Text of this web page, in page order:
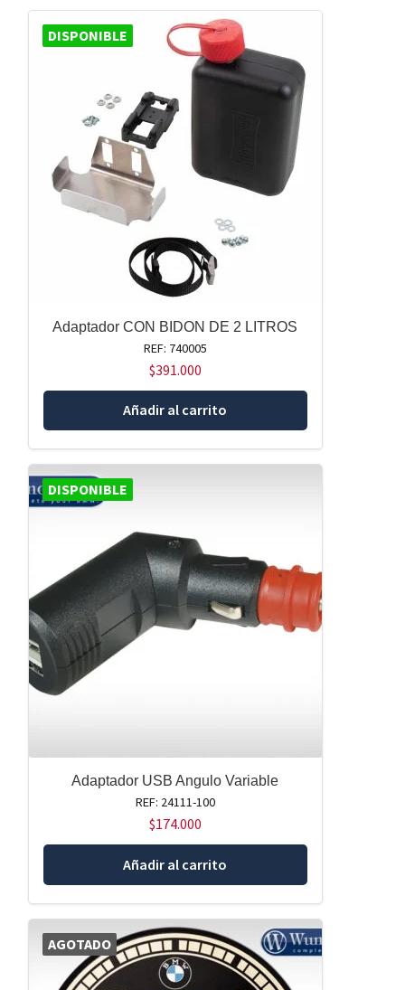
DISPONIBLE
Adaptador CON BIDON DE 2 LITROS
REF: 740005
$391.000
Añadir al carrito
DISPONIBLE
Adaptador USB Angulo Variable
REF: 24111-100
$174.000
Añadir al carrito
AGOTADO